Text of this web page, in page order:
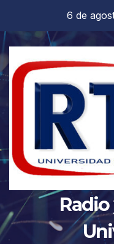
contenido
6 de